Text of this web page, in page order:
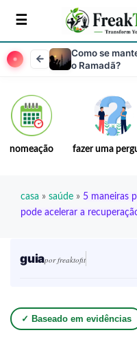
Como se
o Ramadã?
nomeação fazer uma
casa » saúde » 5 maneiras
pode acelerar a
guiapor freaktofit
✓ Baseado em evidências